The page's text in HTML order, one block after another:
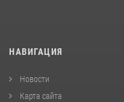
НАВИГАЦИЯ
Новости
Карта сайта